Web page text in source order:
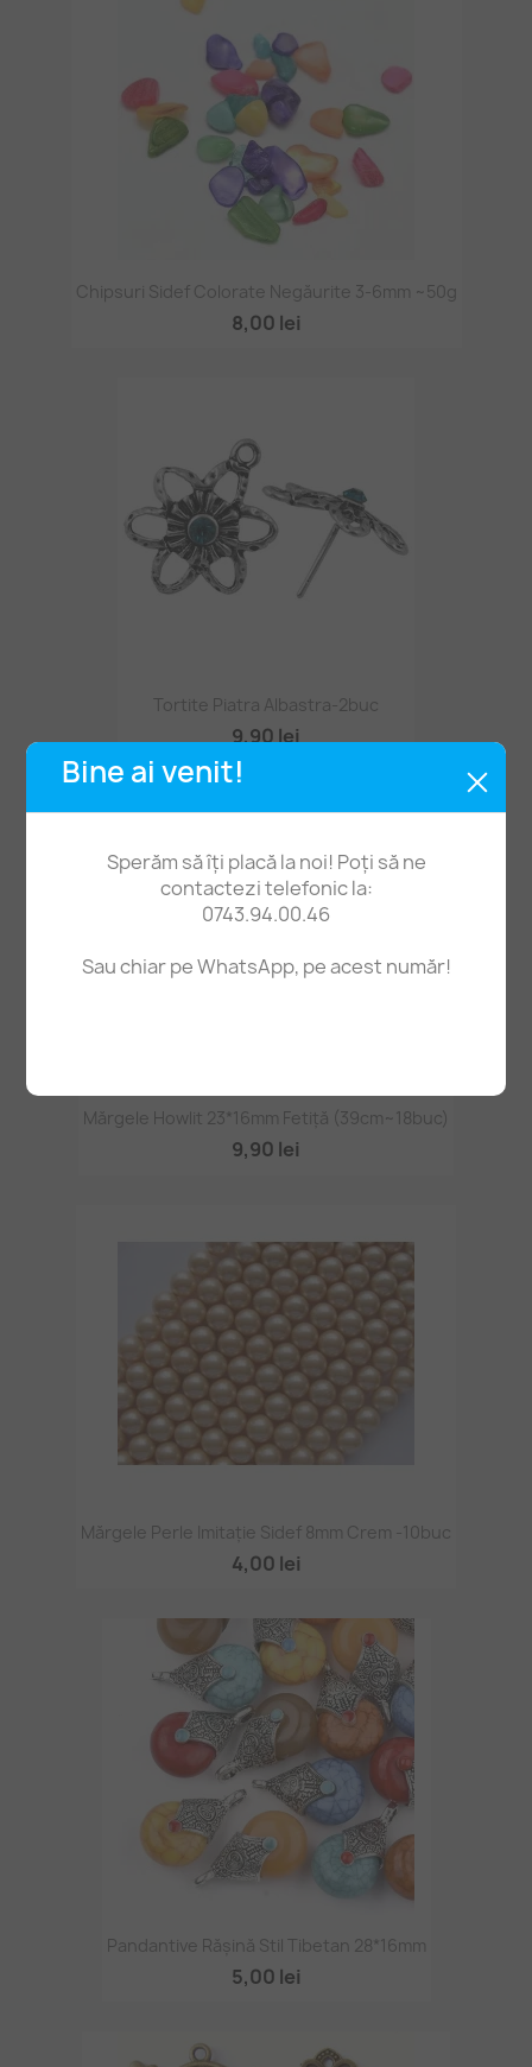
Bine ai venit!
Sperăm să îți placă la noi! Poți să ne
contactezi telefonic la:
0743.94.00.46
Sau chiar pe WhatsApp, pe acest număr!
Chipsuri Sidef Colorate Negăurite 3-6mm ~50g
8,00 lei
Tortite Piatra Albastra-2buc
9,90 lei
Mărgele Howlit 23*16mm Fetiță (39cm~18buc)
9,90 lei
Mărgele Perle Imitație Sidef 8mm Crem -10buc
4,00 lei
Pandantive Rășină Stil Tibetan 28*16mm
5,00 lei